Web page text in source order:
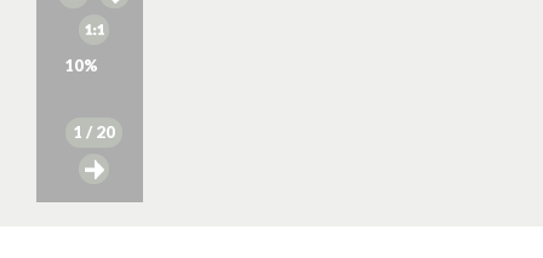
10%
1 / 20